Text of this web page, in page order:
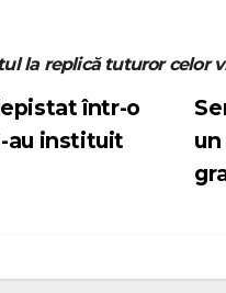
la replică tuturor celor
într-o
au instituit